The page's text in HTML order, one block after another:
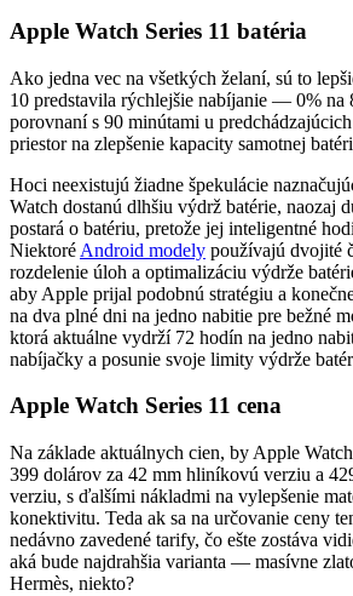
Apple Watch Series 11 batéria
Ako jedna vec na všetkých želaní, sú to
10 predstavila rýchlejšie nabíjanie — 0% na
porovnaní s 90 minútami u
priestor na zlepšenie kapacity samotnej
Hoci neexistujú žiadne špekulácie
Watch dostanú dlhšiu výdrž batérie, naozaj
postará o batériu, pretože jej inteligentné
Niektoré Android modely používajú dvojité
rozdelenie úloh a optimalizáciu výdrže
aby Apple prijal podobnú stratégiu a
na dva plné dni na jedno nabitie pre bežné
ktorá aktuálne vydrží 72 hodín na jedno
nabíjačky a posunie svoje limity výdrže
Apple Watch Series 11 cena
Na základe aktuálnych cien, by Apple
399 dolárov za 42 mm hliníkovú verziu a
verziu, s ďalšími nákladmi na vylepšenie
konektivitu. Teda ak sa na určovanie ceny
nedávno zavedené tarify, čo ešte zostáva
aká bude najdrahšia varianta — masívne
Hermès, niekto?